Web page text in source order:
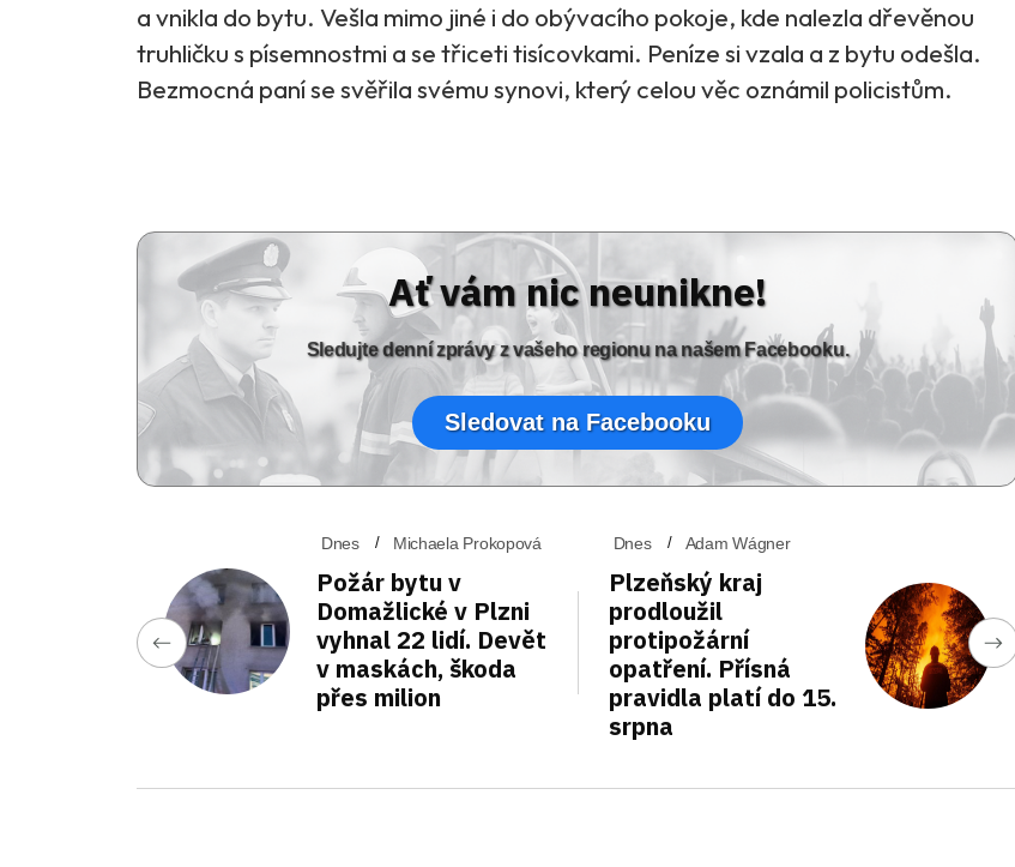
a vnikla do bytu. Vešla mimo jiné i do obývacího pokoje, kde nalezla dřevěnou
truhličku s písemnostmi a se třiceti tisícovkami. Peníze si vzala a z bytu odešla.
Bezmocná paní se svěřila svému synovi, který celou věc oznámil policistům.
Ať vám nic neunikne!
Sledujte denní zprávy z vašeho regionu na našem Facebooku.
Sledovat na Facebooku
Dnes Michaela Prokopová
Požár bytu v
Domažlické v Plzni
vyhnal 22 lidí. Devět
v maskách, škoda
přes milion
Dnes Adam Wágner
Plzeňský kraj
prodloužil
protipožární
opatření. Přísná
pravidla platí do 15.
srpna